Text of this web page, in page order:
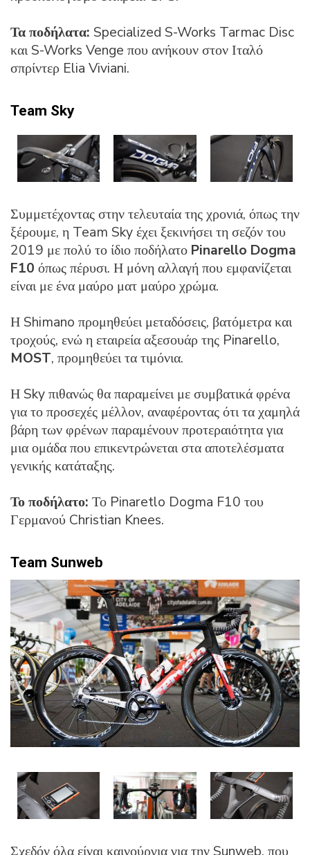
Τα ποδήλατα: Specialized S-Works Tarmac Disc
και S-Works Venge που ανήκουν στον Ιταλό
σπρίντερ Elia Viviani.
Team Sky
Συμμετέχοντας στην τελευταία της χρονιά, όπως την
ξέρουμε, η Team Sky έχει ξεκινήσει τη σεζόν του
2019 με πολύ το ίδιο ποδήλατο Pinarello Dogma
F10 όπως πέρυσι. Η μόνη αλλαγή που εμφανίζεται
είναι με ένα μαύρο ματ μαύρο χρώμα.
Η Shimano προμηθεύει μεταδόσεις, βατόμετρα και
τροχούς, ενώ η εταιρεία αξεσουάρ της Pinarello,
MOST, προμηθεύει τα τιμόνια.
Η Sky πιθανώς θα παραμείνει με συμβατικά φρένα
για το προσεχές μέλλον, αναφέροντας ότι τα χαμηλά
βάρη των φρένων παραμένουν προτεραιότητα για
μια ομάδα που επικεντρώνεται στα αποτελέσματα
γενικής κατάταξης.
Το ποδήλατο: Το Pinaretlo Dogma F10 του
Γερμανού Christian Knees.
Team Sunweb